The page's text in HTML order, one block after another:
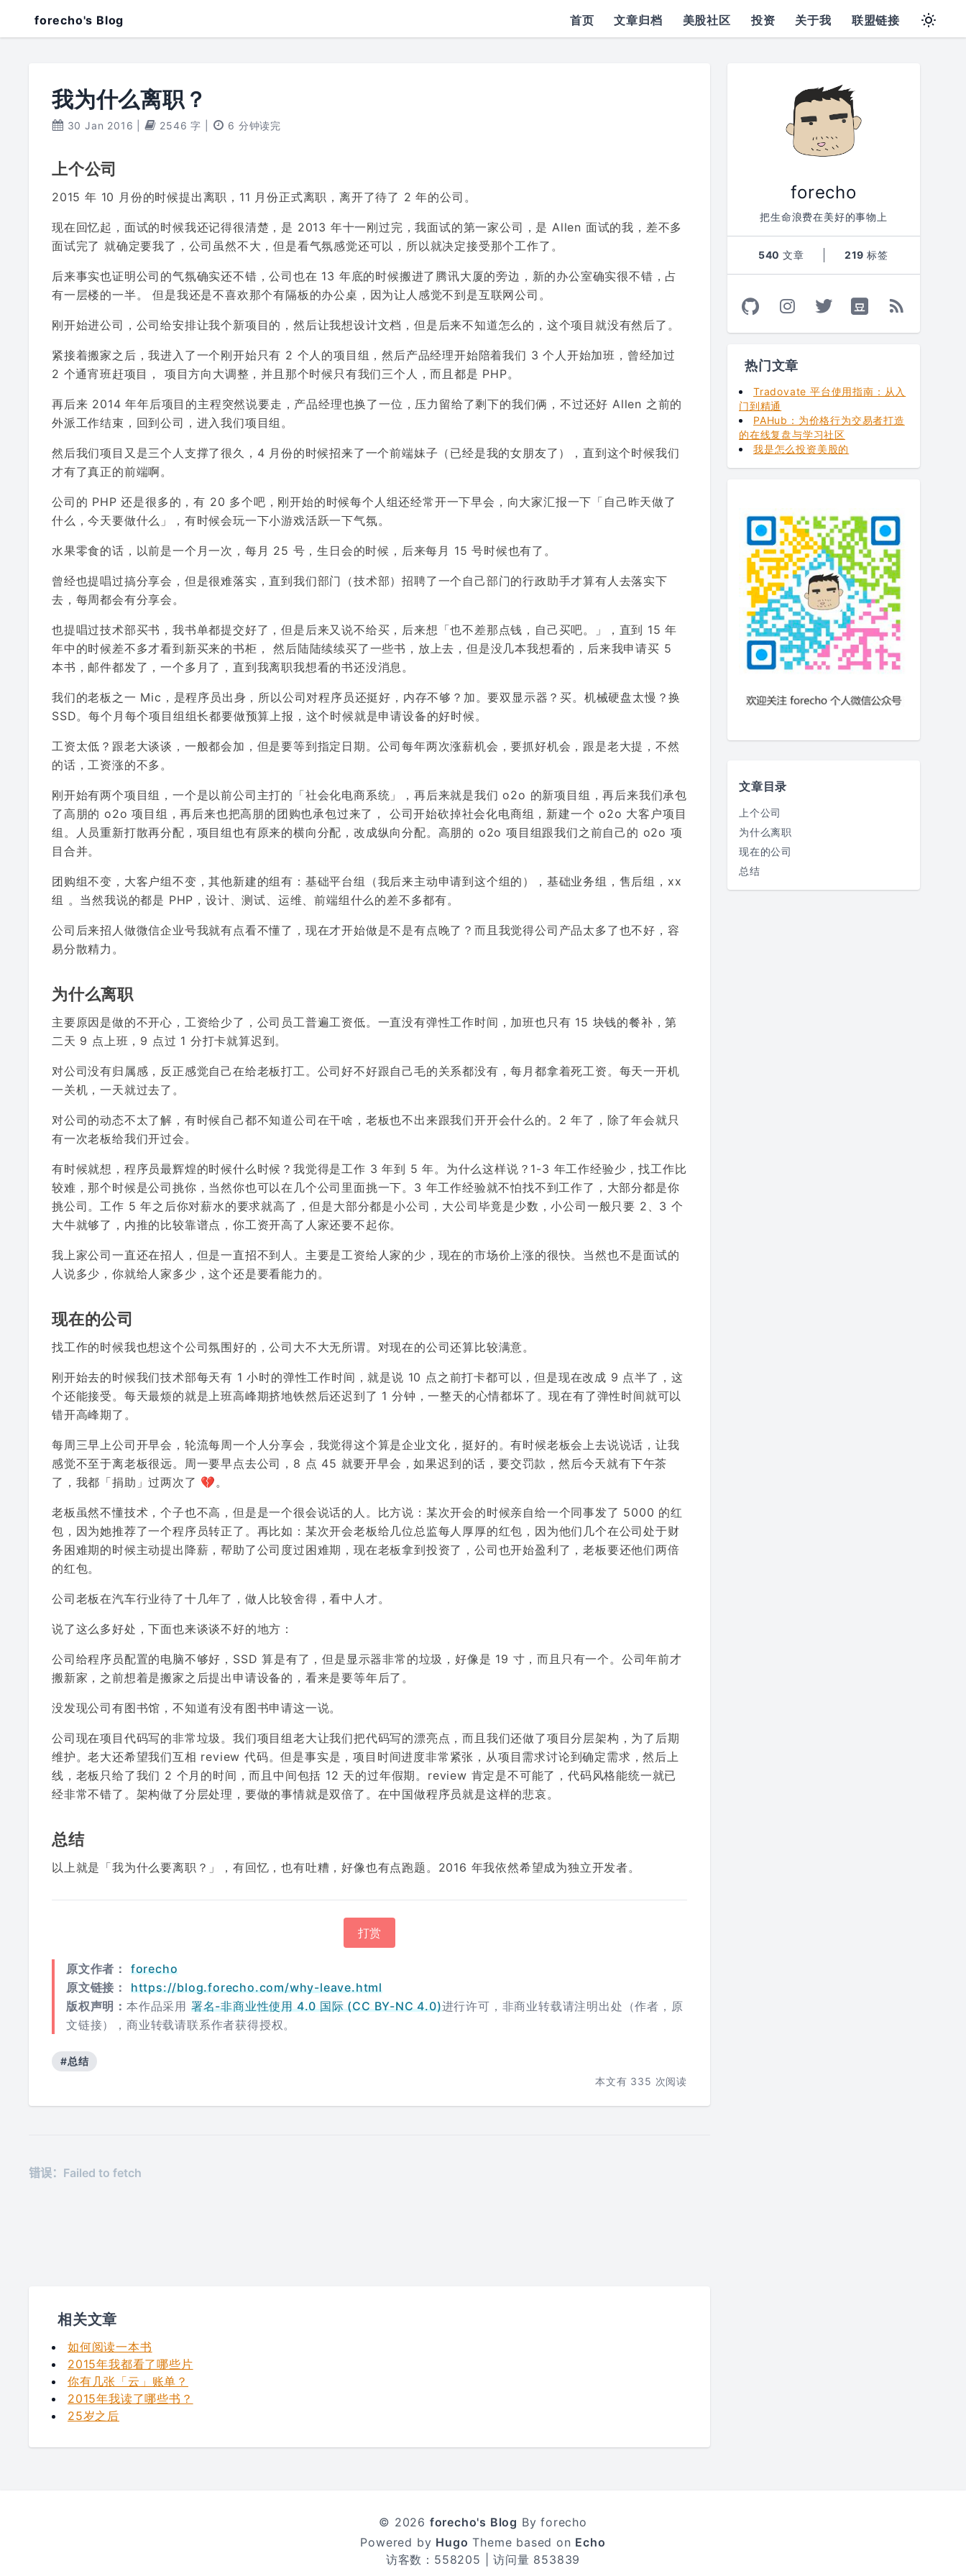
forecho's Blog 首页 文章归档 美股社区 投资 关于我 联盟链接
我为什么离职？
30 Jan 2016 2546 字 6 分钟读完
上个公司
2015 年 10 月份的时候提出离职，11 月份正式离职，离开了待了 2 年的公司。
现在回忆起，面试的时候我还记得很清楚，是 2013 年十一刚过完，我面试的第一家公司，是 Allen 面试的我，差不多
面试完了 就确定要我了，公司虽然不大，但是看气氛感觉还可以，所以就决定接受那个工作了。
后来事实也证明公司的气氛确实还不错，公司也在 13 年底的时候搬进了腾讯大厦的旁边，新的办公室确实很不错，占
有一层楼的一半。 但是我还是不喜欢那个有隔板的办公桌，因为让人感觉不到是互联网公司。
刚开始进公司，公司给安排让我个新项目的，然后让我想设计文档，但是后来不知道怎么的，这个项目就没有然后了。
紧接着搬家之后，我进入了一个刚开始只有 2 个人的项目组，然后产品经理开始陪着我们 3 个人开始加班，曾经加过
2 个通宵班赶项目， 项目方向大调整，并且那个时候只有我们三个人，而且都是 PHP。
再后来 2014 年年后项目的主程突然说要走，产品经理也换了一位，压力留给了剩下的我们俩，不过还好 Allen 之前的
外派工作结束，回到公司，进入我们项目组。
然后我们项目又是三个人支撑了很久，4 月份的时候招来了一个前端妹子（已经是我的女朋友了），直到这个时候我们
才有了真正的前端啊。
公司的 PHP 还是很多的，有 20 多个吧，刚开始的时候每个人组还经常开一下早会，向大家汇报一下「自己昨天做了
什么，今天要做什么」，有时候会玩一下小游戏活跃一下气氛。
水果零食的话，以前是一个月一次，每月 25 号，生日会的时候，后来每月 15 号时候也有了。
曾经也提唱过搞分享会，但是很难落实，直到我们部门（技术部）招聘了一个自己部门的行政助手才算有人去落实下
去，每周都会有分享会。
也提唱过技术部买书，我书单都提交好了，但是后来又说不给买，后来想「也不差那点钱，自己买吧。」，直到 15 年
年中的时候差不多才看到新买来的书柜， 然后陆陆续续买了一些书，放上去，但是没几本我想看的，后来我申请买 5
本书，邮件都发了，一个多月了，直到我离职我想看的书还没消息。
我们的老板之一 Mic，是程序员出身，所以公司对程序员还挺好，内存不够？加。要双显示器？买。机械硬盘太慢？换
SSD。每个月每个项目组组长都要做预算上报，这个时候就是申请设备的好时候。
工资太低？跟老大谈谈，一般都会加，但是要等到指定日期。公司每年两次涨薪机会，要抓好机会，跟是老大提，不然
的话，工资涨的不多。
刚开始有两个项目组，一个是以前公司主打的「社会化电商系统」，再后来就是我们 o2o 的新项目组，再后来我们承包
了高朋的 o2o 项目组，再后来也把高朋的团购也承包过来了， 公司开始砍掉社会化电商组，新建一个 o2o 大客户项目
组。人员重新打散再分配，项目组也有原来的横向分配，改成纵向分配。高朋的 o2o 项目组跟我们之前自己的 o2o 项
目合并。
团购组不变，大客户组不变，其他新建的组有：基础平台组（我后来主动申请到这个组的），基础业务组，售后组，xx
组 。当然我说的都是 PHP，设计、测试、运维、前端组什么的差不多都有。
公司后来招人做微信企业号我就有点看不懂了，现在才开始做是不是有点晚了？而且我觉得公司产品太多了也不好，容
易分散精力。
为什么离职
主要原因是做的不开心，工资给少了，公司员工普遍工资低。一直没有弹性工作时间，加班也只有 15 块钱的餐补，第
二天 9 点上班，9 点过 1 分打卡就算迟到。
对公司没有归属感，反正感觉自己在给老板打工。公司好不好跟自己毛的关系都没有，每月都拿着死工资。每天一开机
一关机，一天就过去了。
对公司的动态不太了解，有时候自己都不知道公司在干啥，老板也不出来跟我们开开会什么的。2 年了，除了年会就只
有一次老板给我们开过会。
有时候就想，程序员最辉煌的时候什么时候？我觉得是工作 3 年到 5 年。为什么这样说？1-3 年工作经验少，找工作比
较难，那个时候是公司挑你，当然你也可以在几个公司里面挑一下。3 年工作经验就不怕找不到工作了，大部分都是你
挑公司。工作 5 年之后你对薪水的要求就高了，但是大部分都是小公司，大公司毕竟是少数，小公司一般只要 2、3 个
大牛就够了，内推的比较靠谱点，你工资开高了人家还要不起你。
我上家公司一直还在招人，但是一直招不到人。主要是工资给人家的少，现在的市场价上涨的很快。当然也不是面试的
人说多少，你就给人家多少，这个还是要看能力的。
现在的公司
找工作的时候我也想这个公司氛围好的，公司大不大无所谓。对现在的公司还算比较满意。
刚开始去的时候我们技术部每天有 1 小时的弹性工作时间，就是说 10 点之前打卡都可以，但是现在改成 9 点半了，这
个还能接受。每天最烦的就是上班高峰期挤地铁然后还迟到了 1 分钟，一整天的心情都坏了。现在有了弹性时间就可以
错开高峰期了。
每周三早上公司开早会，轮流每周一个人分享会，我觉得这个算是企业文化，挺好的。有时候老板会上去说说话，让我
感觉不至于离老板很远。周一要早点去公司，8 点 45 就要开早会，如果迟到的话，要交罚款，然后今天就有下午茶
了，我都「捐助」过两次了 💔。
老板虽然不懂技术，个子也不高，但是是一个很会说话的人。比方说：某次开会的时候亲自给一个同事发了 5000 的红
包，因为她推荐了一个程序员转正了。再比如：某次开会老板给几位总监每人厚厚的红包，因为他们几个在公司处于财
务困难期的时候主动提出降薪，帮助了公司度过困难期，现在老板拿到投资了，公司也开始盈利了，老板要还他们两倍
的红包。
公司老板在汽车行业待了十几年了，做人比较舍得，看中人才。
说了这么多好处，下面也来谈谈不好的地方：
公司给程序员配置的电脑不够好，SSD 算是有了，但是显示器非常的垃圾，好像是 19 寸，而且只有一个。公司年前才
搬新家，之前想着是搬家之后提出申请设备的，看来是要等年后了。
没发现公司有图书馆，不知道有没有图书申请这一说。
公司现在项目代码写的非常垃圾。我们项目组老大让我们把代码写的漂亮点，而且我们还做了项目分层架构，为了后期
维护。老大还希望我们互相 review 代码。但是事实是，项目时间进度非常紧张，从项目需求讨论到确定需求，然后上
线，老板只给了我们 2 个月的时间，而且中间包括 12 天的过年假期。review 肯定是不可能了，代码风格能统一就已
经非常不错了。架构做了分层处理，要做的事情就是双倍了。在中国做程序员就是这样的悲哀。
总结
以上就是「我为什么要离职？」，有回忆，也有吐糟，好像也有点跑题。2016 年我依然希望成为独立开发者。
打赏
原文作者：
forecho
原文链接：
https://blog.forecho.com/why-leave.html
版权声明： 本作品采用 署名-非商业性使用 4.0 国际 (CC BY-NC 4.0)进行许可，非商业转载请注明出处（作者，原
文链接），商业转载请联系作者获得授权。
#总结
本文有 335 次阅读
相关文章
如何阅读一本书
2015年我都看了哪些片
你有几张「云」账单？
2015年我读了哪些书？
25岁之后
forecho
把生命浪费在美好的事物上
540文章 219标签
热门文章
Tradovate 平台使用指南：从入
门到精通
PAHub：为价格行为交易者打造
的在线复盘与学习社区
我是怎么投资美股的
文章目录
上个公司
为什么离职
现在的公司
总结
© 2026 forecho's Blog By forecho
Powered by Hugo Theme based on Echo
访客数： 558205 | 访问量 853839